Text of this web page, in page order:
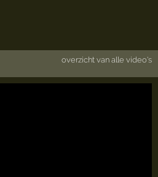
overzicht van alle video's